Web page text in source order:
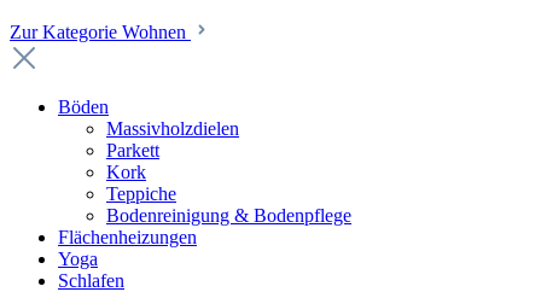
Zur Kategorie Wohnen
Böden
Massivholzdielen
Parkett
Kork
Teppiche
Bodenreinigung & Bodenpflege
Flächenheizungen
Yoga
Schlafen